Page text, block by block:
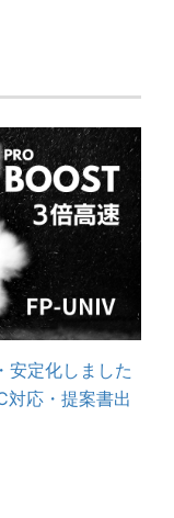
安定化しました
応・提案書出